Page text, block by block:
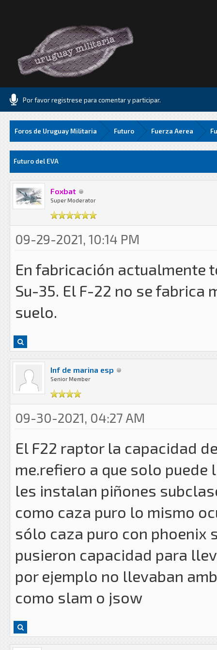
Por favor registrese para comentar y participar.
Foros de Uruguay Militaria Futuro Fuerza Aerea
Futuro del EVA
Foxbat
Super Moderator
09-29-2021, 10:14 PM
En fabricación actualmente
Su-35. El F-22 no se fabrica
suelo.
Inf de marina esp
Senior Member
09-30-2021, 04:27 AM
El F22 raptor la capacidad
me.refiero a que solo
les instalan piñones
como caza puro lo mismo
sólo caza puro con phoenix
pusieron capacidad para
por ejemplo no llevaban
como slam o jsow